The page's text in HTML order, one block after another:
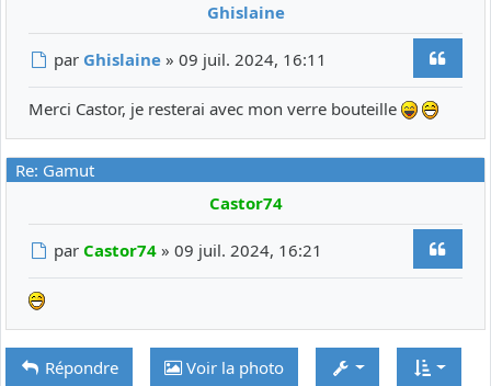
Ghislaine
Message
par Ghislaine »09 juil. 2024, 16:11
Merci Castor, je resterai avec mon verre bouteille
Re: Gamut
Castor74
Message
par Castor74 »09 juil. 2024, 16:21
Répondre Voir la photo